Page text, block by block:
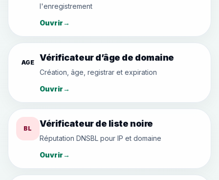
l'enregistrement
Ouvrir→
AGE Vérificateur d’âge de domaine
Création, âge, registrar et expiration
Ouvrir→
BL Vérificateur de liste noire
Réputation DNSBL pour IP et domaine
Ouvrir→